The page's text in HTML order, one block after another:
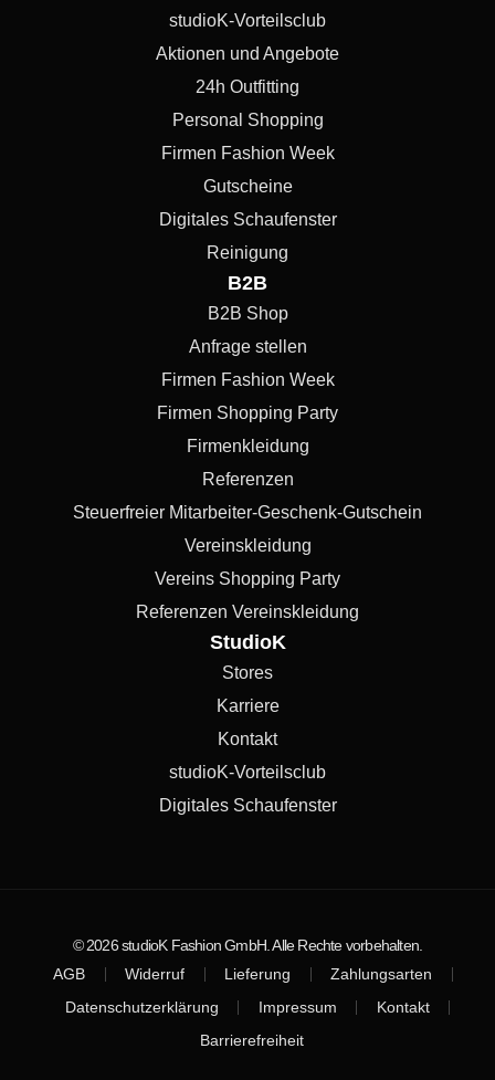
studioK-Vorteilsclub
Aktionen und Angebote
24h Outfitting
Personal Shopping
Firmen Fashion Week
Gutscheine
Digitales Schaufenster
Reinigung
B2B
B2B Shop
Anfrage stellen
Firmen Fashion Week
Firmen Shopping Party
Firmenkleidung
Referenzen
Steuerfreier Mitarbeiter-Geschenk-Gutschein
Vereinskleidung
Vereins Shopping Party
Referenzen Vereinskleidung
StudioK
Stores
Karriere
Kontakt
studioK-Vorteilsclub
Digitales Schaufenster
© 2026 studioK Fashion GmbH. Alle Rechte vorbehalten.
AGB
Widerruf Lieferung
Zahlungsarten
Datenschutzerklärung
Impressum
Kontakt
Barrierefreiheit